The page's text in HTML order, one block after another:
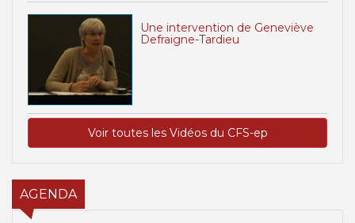
Une intervention de Geneviève
Defraigne-Tardieu
Voir toutes les Vidéos du CFS-ep
AGENDA